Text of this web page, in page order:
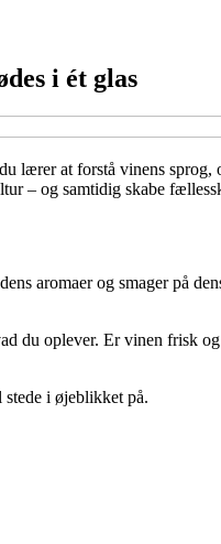
i ét glas
lærer at forstå vinens
– og samtidig skabe
aromaer og smager på
du oplever. Er vinen frisk
i øjeblikket på.